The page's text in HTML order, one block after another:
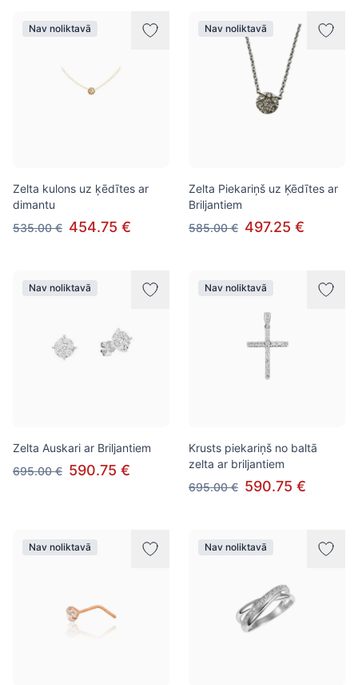
Nav noliktavā
Zelta kulons uz ķēdītes ar
dimantu
535.00 € 454.75 €
Nav noliktavā
Zelta Piekariņš uz Ķēdītes ar
Briljantiem
585.00 € 497.25 €
Nav noliktavā
Zelta Auskari ar Briljantiem
695.00 € 590.75 €
Nav noliktavā
Krusts piekariņš no baltā
zelta ar briljantiem
695.00 € 590.75 €
Nav noliktavā Nav noliktavā